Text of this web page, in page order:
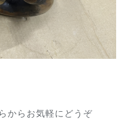
からお気軽にどうぞ